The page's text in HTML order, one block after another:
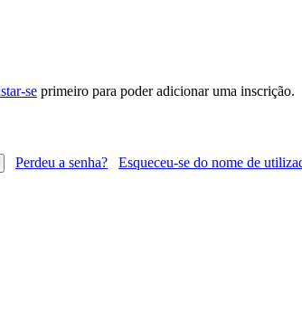
se primeiro para poder adicionar uma inscrição.
Perdeu a senha? Esqueceu-se do nome de